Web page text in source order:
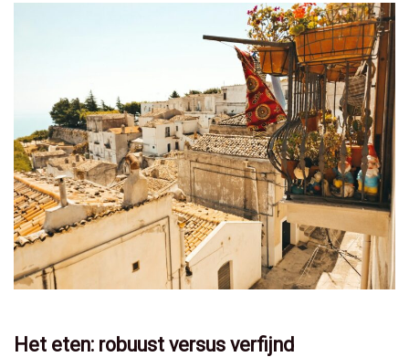
Het eten: robuust versus verfijnd